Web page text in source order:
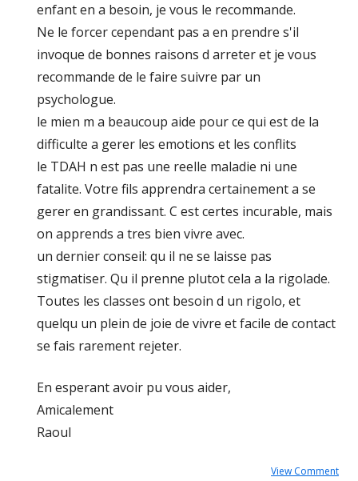
enfant en a besoin, je vous le recommande.
Ne le forcer cependant pas a en prendre s'il
invoque de bonnes raisons d arreter et je vous
recommande de le faire suivre par un
psychologue.
le mien m a beaucoup aide pour ce qui est de la
difficulte a gerer les emotions et les conflits
le TDAH n est pas une reelle maladie ni une
fatalite. Votre fils apprendra certainement a se
gerer en grandissant. C est certes incurable, mais
on apprends a tres bien vivre avec.
un dernier conseil: qu il ne se laisse pas
stigmatiser. Qu il prenne plutot cela a la rigolade.
Toutes les classes ont besoin d un rigolo, et
quelqu un plein de joie de vivre et facile de contact
se fais rarement rejeter.
En esperant avoir pu vous aider,
Amicalement
Raoul
View Comment